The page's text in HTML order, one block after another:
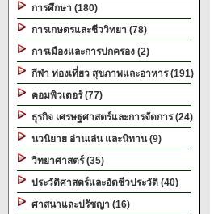
การศึกษา (180)
การเกษตรและชีววิทยา (78)
การเมืองและการปกครอง (2)
กีฬา ท่องเที่ยว สุขภาพและอาหาร (191)
คอมพิวเตอร์ (77)
ธุรกิจ เศรษฐศาสตร์และการจัดการ (24)
นวนิยาย อ่านเล่น และนิทาน (9)
วิทยาศาสตร์ (35)
ประวัติศาสตร์และอัตชีวประวัติ (40)
ศาสนาและปรัชญา (16)